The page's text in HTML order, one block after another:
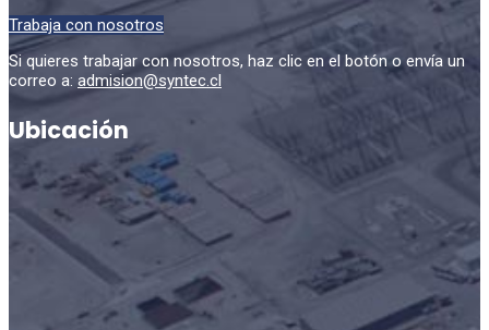
Trabaja con nosotros
Si quieres trabajar con nosotros, haz clic en el botón o envía un
correo a: admision@syntec.cl
Ubicación